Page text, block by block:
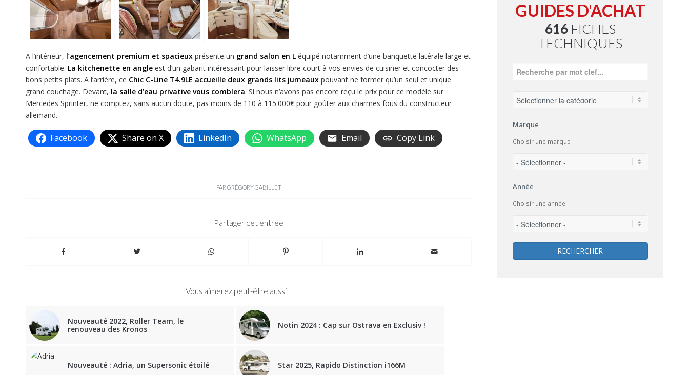
A l’intérieur, l’agencement premium et spacieux présente un grand salon en L équipé notamment d’une banquette latérale large et
confortable. La kitchenette en angle est d’un gabarit intéressant pour laisser libre court à vos envies de cuisiner et concocter des
bons petits plats. A l’arrière, ce Chic C-Line T4.9LE accueille deux grands lits jumeaux pouvant ne former qu’un seul et unique
grand couchage. Devant, la salle d’eau privative vous comblera. Si nous n’avons pas encore reçu le prix pour ce modèle sur
Mercedes Sprinter, ne comptez, sans aucun doute, pas moins de 110 à 115.000€ pour goûter aux charmes fous du constructeur
allemand.
Facebook Share on X LinkedIn WhatsApp Email Copy Link
PAR GRÉGORY GABILLET
Partager cet entrée
Vous aimerez peut-être aussi
Nouveauté 2022, Roller Team, le
renouveau des Kronos
Notin 2024 : Cap sur Ostrava en Exclusiv !
Nouveauté : Adria, un Supersonic étoilé Star 2025, Rapido Distinction i166M
GUIDES D'ACHAT
616FICHES
TECHNIQUES
Marque
Choisir une marque
Année
Choisir une année
RECHERCHER